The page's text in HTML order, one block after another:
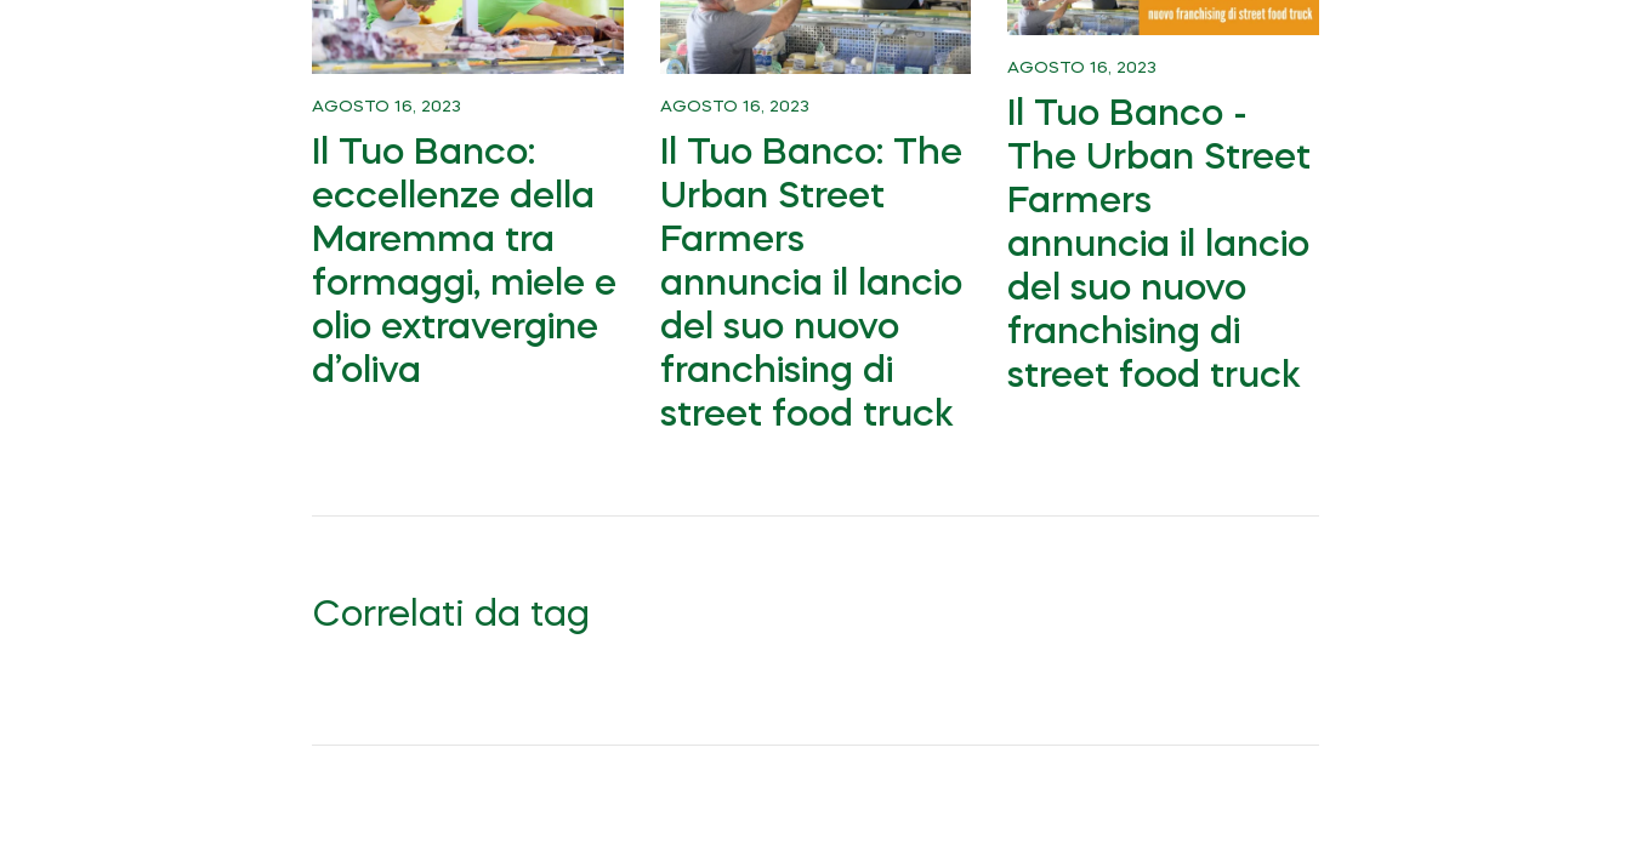
AGOSTO 16, 2023
Il Tuo Banco:
eccellenze della
Maremma tra
formaggi, miele e
olio extravergine
d’oliva
AGOSTO 16, 2023
Il Tuo Banco: The
Urban Street
Farmers
annuncia il lancio
del suo nuovo
franchising di
street food truck
AGOSTO 16, 2023
Il Tuo Banco -
The Urban Street
Farmers
annuncia il lancio
del suo nuovo
franchising di
street food truck
Correlati da tag